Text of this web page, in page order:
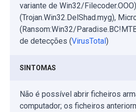
variante de Win32/
(Trojan.Win32.DelShad.myg),
(Ransom:Win32/
de detecções (VirusTotal)
SINTOMAS
Não é possível abrir ficheiros
computador; os ficheiros